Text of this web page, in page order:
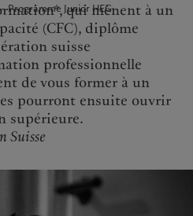
China Offshore|中国离岸
Hong Kong SAR|香港特別行政區
香港特别行政区
日本
Singapore|新加坡
Taiwan|台灣
Moyen-Orient
United Arab Emirates
Institutions et intermédiaires
financiers
Investisseurs institutionnels
Insights
Latest insights
Programme Junior HEGqui mènent à un
(CFC), diplôme
suisse
professionnelle
de vous former à un
pourront ensuite ouvrir
supérieure.
Suisse